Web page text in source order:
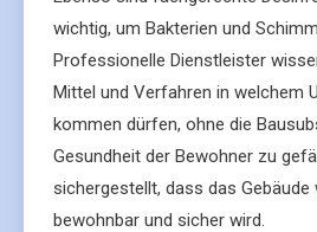
wichtig, um Bakterien und
Professionelle Dienstleister
Mittel und Verfahren in welchem
kommen dürfen, ohne die
Gesundheit der Bewohner zu
sichergestellt, dass das Gebäude
bewohnbar und sicher wird.